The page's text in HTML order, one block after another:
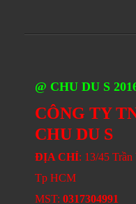
@ CHU DU S
CÔNG TY
CHU DU S
ĐỊA CHỈ: 13/45
Tp HCM
MST: 0317304991